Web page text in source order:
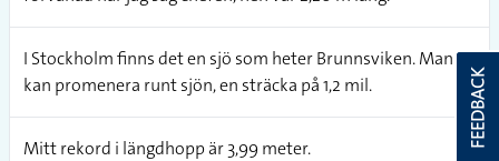
I Stockholm finns det en sjö som heter Brunnsviken. Man
kan promenera runt sjön, en sträcka på 1,2 mil.
Mitt rekord i längdhopp är 3,99 meter. FEEDBACK